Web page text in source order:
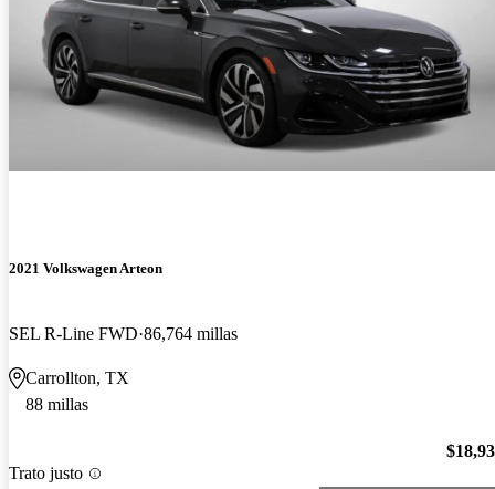
2021 Volkswagen Arteon
SEL R-Line FWD 86,764 millas
Carrollton, TX
88 millas
Trato justo